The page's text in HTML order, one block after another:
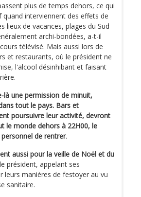
plus de temps dehors, ce qui
interviennent des effets de
lieux de vacances, plages du Sud-
archi-bondées, a-t-il
télévisé. Mais aussi lors de
et restaurants, où le président ne
l'alcool désinhibant et faisant
là une permission de minuit,
tout le pays. Bars et
poursuivre leur activité, devront
le monde dehors à 22H00, le
de rentrer.
aussi pour la veille de Noël et du
président, appelant ses
leurs manières de festoyer au vu
sanitaire.